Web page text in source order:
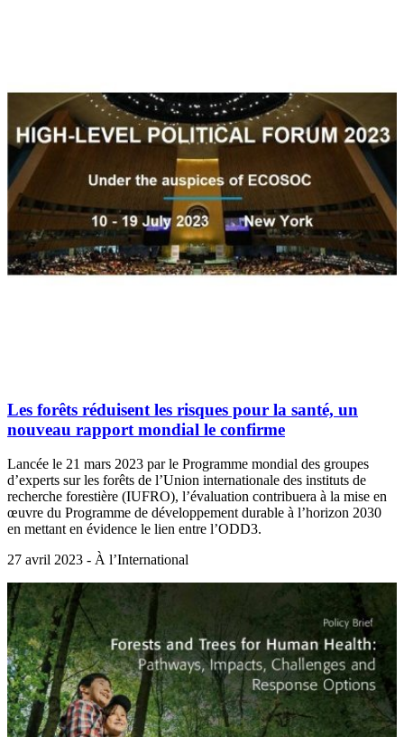
Les forêts réduisent les risques pour la santé, un
nouveau rapport mondial le confirme
Lancée le 21 mars 2023 par le Programme mondial des groupes
d’experts sur les forêts de l’Union internationale des instituts de
recherche forestière (IUFRO), l’évaluation contribuera à la mise en
œuvre du Programme de développement durable à l’horizon 2030
en mettant en évidence le lien entre l’ODD3.
27 avril 2023 - À l’International